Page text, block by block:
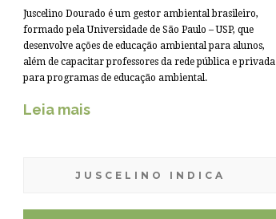
Juscelino Dourado é um gestor ambiental brasileiro,
formado pela Universidade de São Paulo – USP, que
desenvolve ações de educação ambiental para alunos,
além de capacitar professores da rede pública e privada
para programas de educação ambiental.
Leia mais
JUSCELINO INDICA